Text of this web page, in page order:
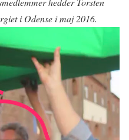
i Odense i maj 2016.